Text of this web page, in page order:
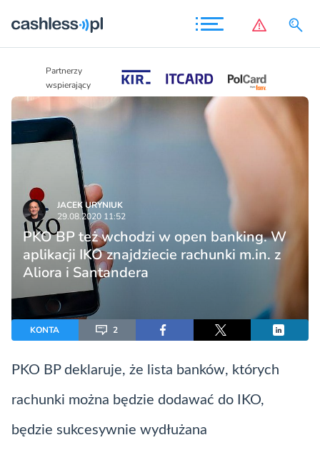
Partnerzy
wspierający
JACEK URYNIUK
29.08.2020 11:52
PKO BP też wchodzi w open banking. W
aplikacji IKO znajdziecie rachunki m.in. z
Aliora i Santandera
KONTA 2
PKO BP deklaruje, że lista banków, których
rachunki można będzie dodawać do IKO,
będzie sukcesywnie wydłużana